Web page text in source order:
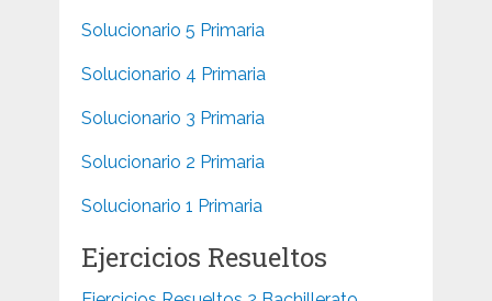
Solucionario 5 Primaria
Solucionario 4 Primaria
Solucionario 3 Primaria
Solucionario 2 Primaria
Solucionario 1 Primaria
Ejercicios Resueltos